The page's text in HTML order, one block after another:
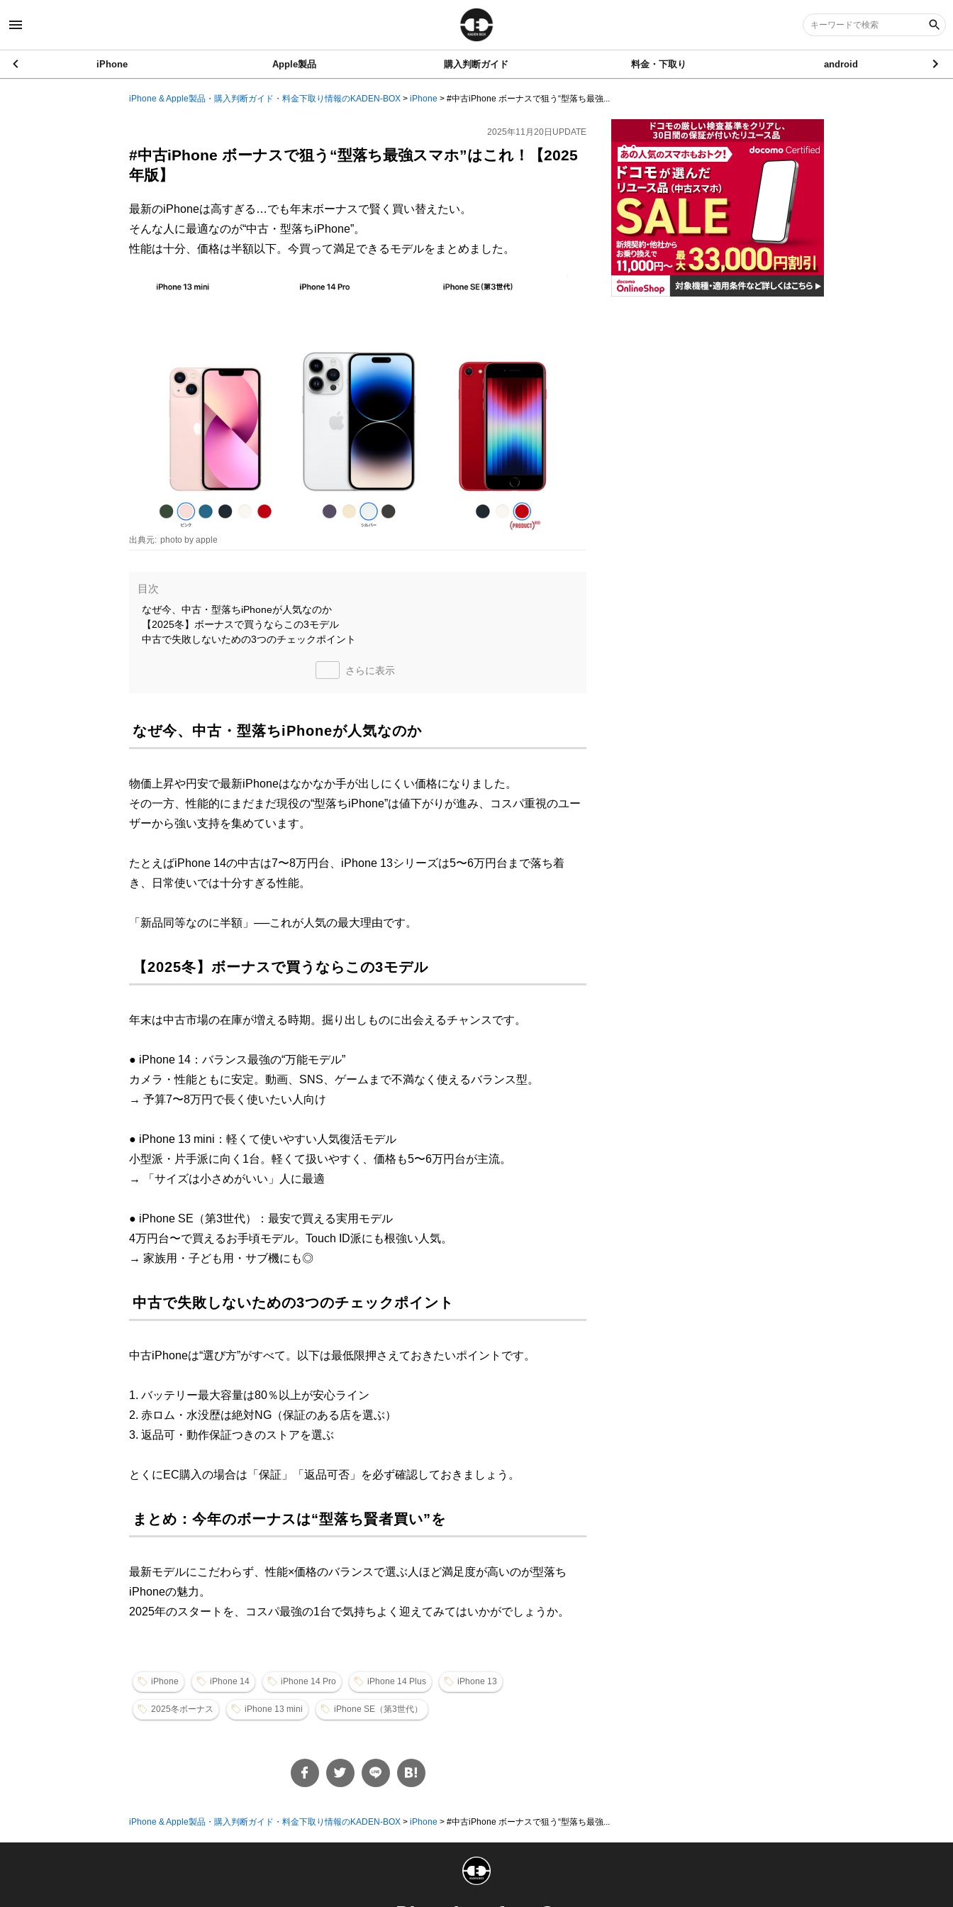
iPhone Apple製品 購入判断ガイド 料金・下取り android
iPhone & Apple製品・購入判断ガイド・料金下取り情報のKADEN-BOX > iPhone > #中古iPhone ボーナスで狙う“型落ち最強...
2025年11月20日 UPDATE
#中古iPhone ボーナスで狙う“型落ち最強スマホ”はこれ！【2025
年版】
最新のiPhoneは高すぎる…でも年末ボーナスで賢く買い替えたい。
そんな人に最適なのが“中古・型落ちiPhone”。
性能は十分、価格は半額以下。今買って満足できるモデルをまとめました。
出典元: photo by apple
目次
なぜ今、中古・型落ちiPhoneが人気なのか
【2025冬】ボーナスで買うならこの3モデル
中古で失敗しないための3つのチェックポイント
さらに表示
なぜ今、中古・型落ちiPhoneが人気なのか
物価上昇や円安で最新iPhoneはなかなか手が出しにくい価格になりました。
その一方、性能的にまだまだ現役の“型落ちiPhone”は値下がりが進み、コスパ重視のユー
ザーから強い支持を集めています。
たとえばiPhone 14の中古は7〜8万円台、iPhone 13シリーズは5〜6万円台まで落ち着
き、日常使いでは十分すぎる性能。
「新品同等なのに半額」──これが人気の最大理由です。
【2025冬】ボーナスで買うならこの3モデル
年末は中古市場の在庫が増える時期。掘り出しものに出会えるチャンスです。
● iPhone 14：バランス最強の“万能モデル”
カメラ・性能ともに安定。動画、SNS、ゲームまで不満なく使えるバランス型。
→ 予算7〜8万円で長く使いたい人向け
● iPhone 13 mini：軽くて使いやすい人気復活モデル
小型派・片手派に向く1台。軽くて扱いやすく、価格も5〜6万円台が主流。
→ 「サイズは小さめがいい」人に最適
● iPhone SE（第3世代）：最安で買える実用モデル
4万円台〜で買えるお手頃モデル。Touch ID派にも根強い人気。
→ 家族用・子ども用・サブ機にも◎
中古で失敗しないための3つのチェックポイント
中古iPhoneは“選び方”がすべて。以下は最低限押さえておきたいポイントです。
1. バッテリー最大容量は80％以上が安心ライン
2. 赤ロム・水没歴は絶対NG（保証のある店を選ぶ）
3. 返品可・動作保証つきのストアを選ぶ
とくにEC購入の場合は「保証」「返品可否」を必ず確認しておきましょう。
まとめ：今年のボーナスは“型落ち賢者買い”を
最新モデルにこだわらず、性能×価格のバランスで選ぶ人ほど満足度が高いのが型落ち
iPhoneの魅力。
2025年のスタートを、コスパ最強の1台で気持ちよく迎えてみてはいかがでしょうか。
iPhone iPhone 14 iPhone 14 Pro iPhone 14 Plus iPhone 13
2025冬ボーナス iPhone 13 mini iPhone SE（第3世代）
iPhone & Apple製品・購入判断ガイド・料金下取り情報のKADEN-BOX > iPhone > #中古iPhone ボーナスで狙う“型落ち最強...